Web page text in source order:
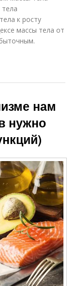
к росту
массы тела от
нам
нужно